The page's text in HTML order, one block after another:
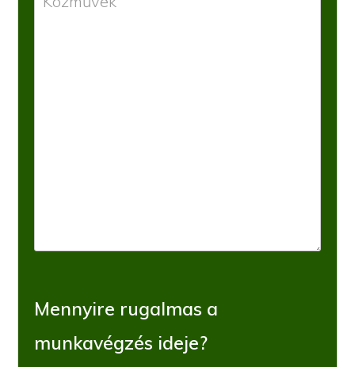
Mennyire rugalmas a
munkavégzés ideje?